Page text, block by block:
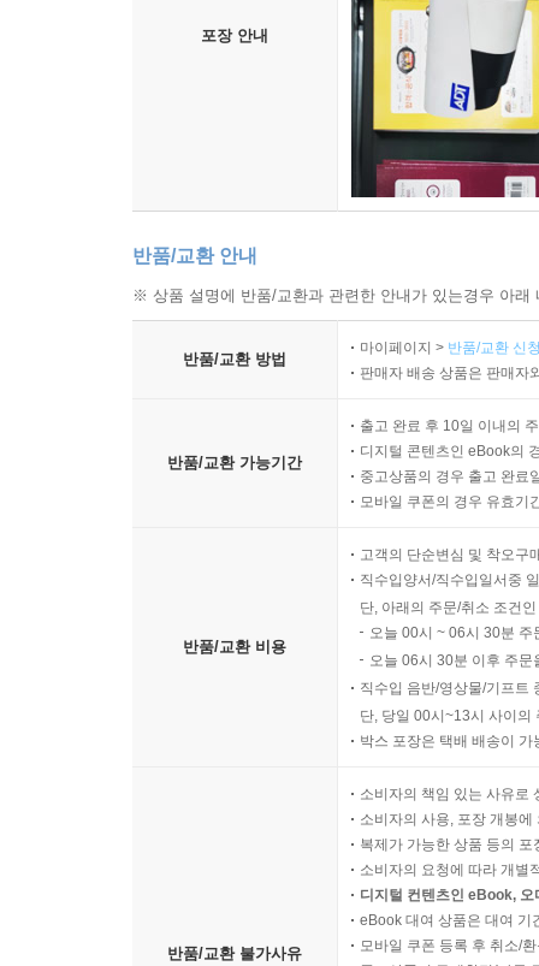
포장 안내
반품/교환 안내
※ 상품 설명에 반품/교환과 관련한 안내가 있는경우 아
반품/교환 방법
마이페이지 > 반품/교환 신
판매자 배송 상품은 판매자
반품/교환 가능기간
출고 완료 후 10일 이내의
디지털 콘텐츠인 eBook의
중고상품의 경우 출고 완료
모바일 쿠폰의 경우 유효기
반품/교환 비용
고객의 단순변심 및 착오구
직수입양서/직수입일서중
단, 아래의 주문/취소 조건
오늘 00시 ~ 06시 30분
오늘 06시 30분 이후 주
직수입 음반/영상물/기프트
단, 당일 00시~13시 사이의
박스 포장은 택배 배송이
반품/교환 불가사유
소비자의 책임 있는 사유로
소비자의 사용, 포장 개봉
복제가 가능한 상품 등의
소비자의 요청에 따라 개별
디지털 컨텐츠인 eBook,
eBook 대여 상품은 대여 기
모바일 쿠폰 등록 후 취소/